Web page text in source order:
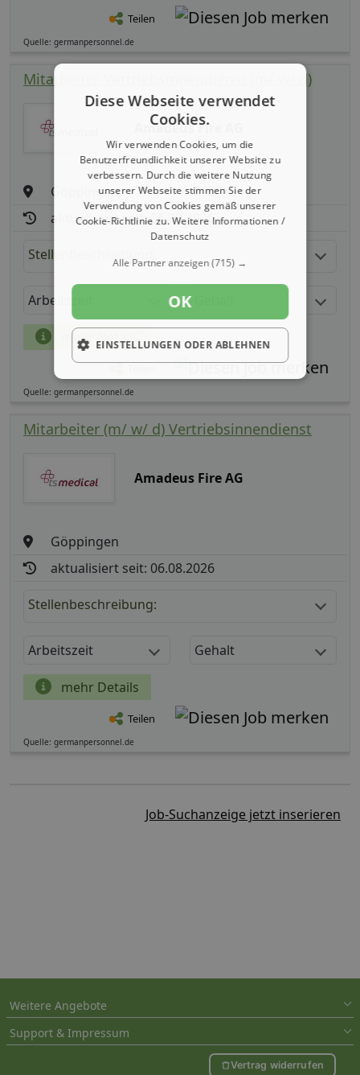
Teilen
Quelle: germanpersonnel.de
Mitarbeiter Vertriebsinnendienst (m/ w/ d)
Amadeus Fire AG
Göppingen
aktualisiert seit: 06.08.2026
Stellenbeschreibung:
Arbeitszeit
mehr Details
Quelle: germanpersonnel.de
Mitarbeiter (m/ w/ d) Vertriebsinnendienst
Amadeus Fire AG
Göppingen
aktualisiert seit: 06.08.2026
Stellenbeschreibung:
Arbeitszeit Gehalt
mehr Details
Teilen
Quelle: germanpersonnel.de
Job-Suchanzeige jetzt inserieren
Weitere Angebote
Support & Impressum
Vertrag widerrufen
Diese Webseite verwendet
Cookies.
Wir verwenden Cookies, um die
Benutzerfreundlichkeit unserer Website zu
verbessern. Durch die weitere Nutzung
unserer Webseite stimmen Sie der
Verwendung von Cookies gemäß unserer
Cookie-Richtlinie zu.Weitere Informationen /
Datenschutz
Alle Partner anzeigen(715) →
OK
EINSTELLUNGEN ODER ABLEHNEN